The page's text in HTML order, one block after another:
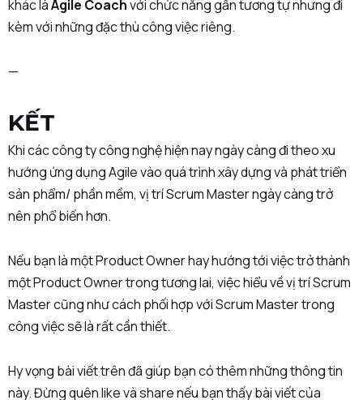
khác làAgile Coachvới chức năng gần tương tự nhưng đi
kèm với những đặc thù công việc riêng.
—
KẾT
Khi các công ty công nghệ hiện nay ngày càng đi theo xu
hướng ứng dụng Agile vào quá trình xây dựng và phát triển
sản phẩm/ phần mềm, vị trí Scrum Master ngày càng trở
nên phổ biến hơn.
Nếu bạn là một Product Owner hay hướng tới việc trở thành
một Product Owner trong tương lai, việc hiểu về vị trí Scrum
Master cũng như cách phối hợp với Scrum Master trong
công việc sẽ là rất cần thiết.
Hy vọng bài viết trên đã giúp bạn có thêm những thông tin
này. Đừng quên like và share nếu bạn thấy bài viết của